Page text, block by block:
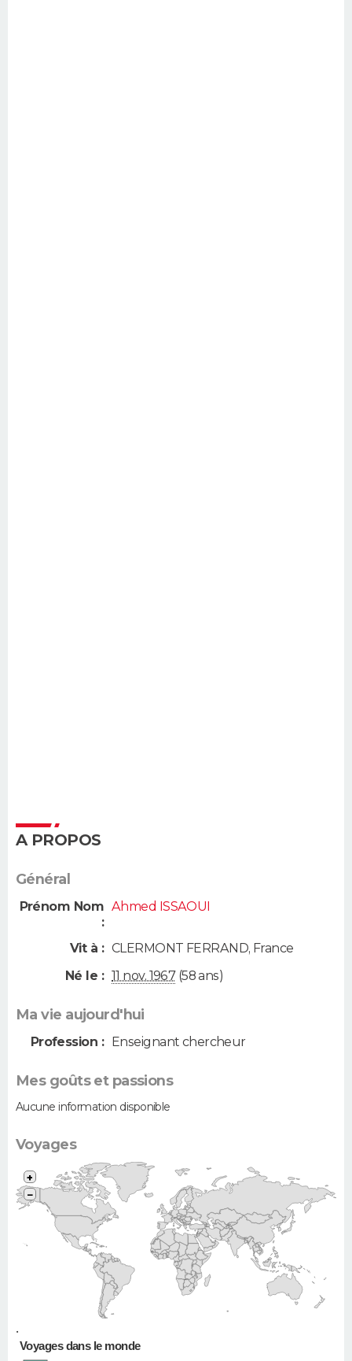
A PROPOS
Général
Prénom Nom
:
Ahmed ISSAOUI
Vit à : CLERMONT FERRAND, France
Né le : 11 nov. 1967(58 ans)
Ma vie aujourd'hui
Profession : Enseignant chercheur
Mes goûts et passions
Aucune information disponible
Voyages
•
+
−
Voyages dans le monde